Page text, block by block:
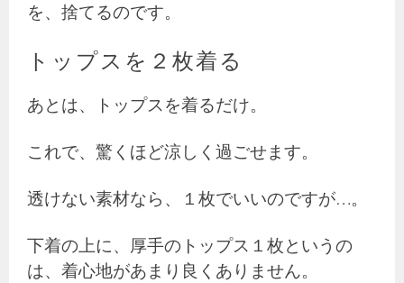
を、捨てるのです。
トップスを２枚着る
あとは、トップスを着るだけ。
これで、驚くほど涼しく過ごせます。
透けない素材なら、１枚でいいのですが…。
下着の上に、厚手のトップス１枚というの
は、着心地があまり良くありません。